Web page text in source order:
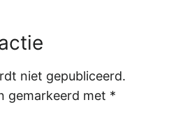
niet gepubliceerd.
gemarkeerd met *